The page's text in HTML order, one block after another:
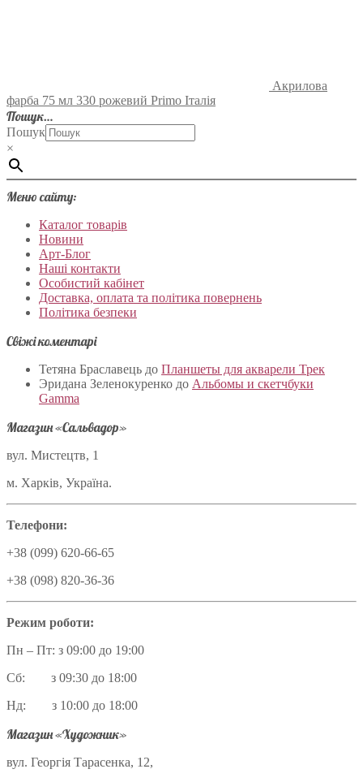
Акрилова
фарба 75 мл 330 рожевий Primo Італія
Пошук…
Пошук
×
Меню сайту:
Каталог товарів
Новини
Арт-Блог
Наші контакти
Особистий кабінет
Доставка, оплата та політика повернень
Політика безпеки
Свіжі коментарі
Тетяна Браславець до Планшеты для акварели Трек
Эридана Зеленокуренко до Альбомы и скетчбуки
Gamma
Магазин «Сальвадор»
вул. Мистецтв, 1
м. Харків, Україна.
Телефони:
+38 (099) 620-66-65
+38 (098) 820-36-36
Режим роботи:
Пн – Пт: з 09:00 до 19:00
Сб: з 09:30 до 18:00
Нд: з 10:00 до 18:00
Магазин «Художник»
вул. Георгія Тарасенка, 12,